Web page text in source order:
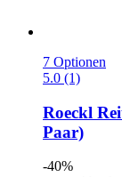
7 Optionen
5.0 (1)
Roeckl
Paar)
-40%